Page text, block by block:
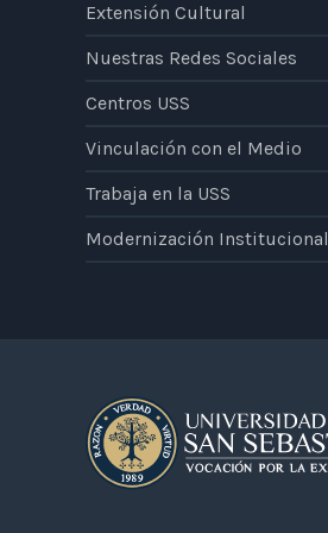
Extensión Cultural
Nuestras Redes Sociales
Centros USS
Vinculación con el Medio
Trabaja en la USS
Modernización Institucional